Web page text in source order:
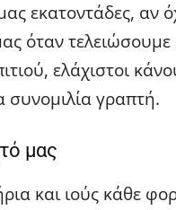
εκατοντάδες, αν
όταν
ελάχιστοι
συνομιλία γραπτή.
μας
και ιούς κάθε